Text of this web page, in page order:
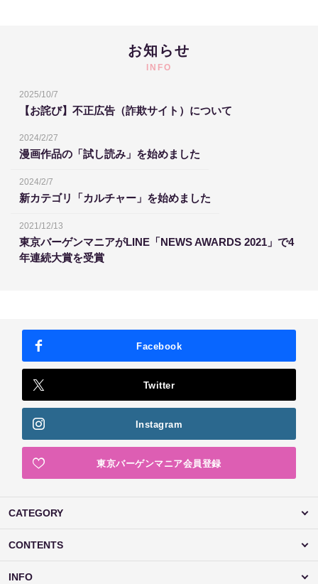
お知らせ
INFO
2025/10/7
【お詫び】不正広告（詐欺サイト）について
2024/2/27
漫画作品の「試し読み」を始めました
2024/2/7
新カテゴリ「カルチャー」を始めました
2021/12/13
東京バーゲンマニアがLINE「NEWS AWARDS 2021」で4
年連続大賞を受賞
Facebook
Twitter
Instagram
東京バーゲンマニア会員登録
CATEGORY
CONTENTS
INFO